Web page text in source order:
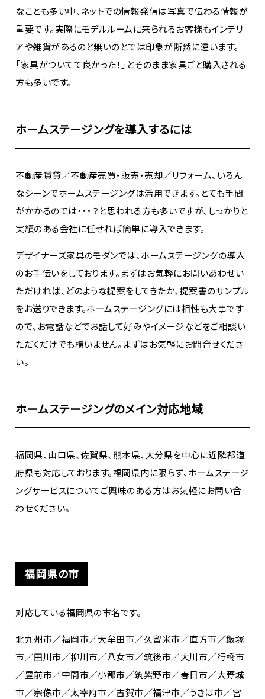
なことも多い中、ネットでの情報発信は写真で伝わる情報が
重要です。実際にモデルルームに来られるお客様もインテリ
アや雑貨があるのと無いのとでは印象が断然に違います。
「家具がついてて良かった！」とそのまま家具ごと購入される
方も多いです。
ホームステージングを導入するには
不動産賃貸／不動産売買・販売・売却／リフォーム、いろん
なシーンでホームステージングは活用できます。とても手間
がかかるのでは・・・？と思われる方も多いですが、しっかりと
実績のある会社に任せれば簡単に導入できます。
デザイナーズ家具のモダンでは、ホームステージングの導入
のお手伝いをしております。まずはお気軽にお問いあわせい
ただければ、どのような提案をしてきたか、提案書のサンプル
をお送りできます。ホームステージングには相性も大事です
ので、お電話などでお話して好みやイメージなどをご相談い
ただくだけでも構いません。まずはお気軽にお問合せくださ
い。
ホームステージングのメイン対応地域
福岡県、山口県、佐賀県、熊本県、大分県を中心に近隣都道
府県も対応しております。福岡県内に限らず、ホームステージ
ングサービスについてご興味のある方はお気軽にお問い合
わせください。
福岡県の市
対応している福岡県の市名です。
北九州市／福岡市／大牟田市／久留米市／直方市／飯塚
市／田川市／柳川市／八女市／筑後市／大川市／行橋市
／豊前市／中間市／小郡市／筑紫野市／春日市／大野城
市／宗像市／太宰府市／古賀市／福津市／うきは市／宮